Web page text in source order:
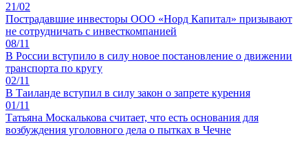
21/02
Пострадавшие инвесторы ООО «Норд Капитал» призывают
не сотрудничать с инвесткомпанией
08/11
В России вступило в силу новое постановление о движении
транспорта по кругу
02/11
В Таиланде вступил в силу закон о запрете курения
01/11
Татьяна Москалькова считает, что есть основания для
возбуждения уголовного дела о пытках в Чечне